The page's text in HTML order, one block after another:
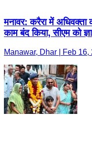
मनावर: करैरा में अधिवक्ता
काम बंद किया, सीएम को
Manawar, Dhar | Feb 16,